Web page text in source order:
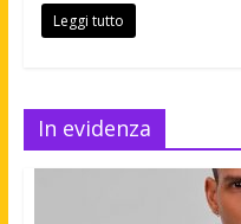
Leggi tutto
In evidenza